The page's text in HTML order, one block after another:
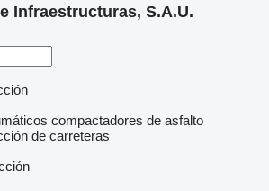
Infraestructuras, S.A.U.
compactadores de asfalto
de carreteras